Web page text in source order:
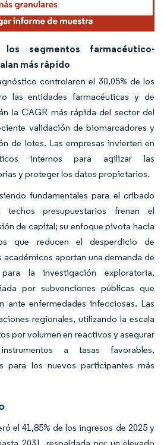
segmentos farmacéutico-
más rápido
controlaron el 30,05% de los
las entidades farmacéuticas y de
la CAGR más rápida del sector del
validación de biomarcadores y
de lotes. Las empresas invierten en
internos para agilizar las
y proteger los datos propietarios.
fundamentales para el cribado
presupuestarios frenan el
de capital; su enfoque pivota hacia
que reducen el desperdicio de
aportan una demanda de
la investigación exploratoria,
por subvenciones públicas que
ante enfermedades infecciosas. Las
regionales, utilizando la escala
por volumen en reactivos y asegurar
a tasas favorables,
para los nuevos participantes más
el 41,85% de los ingresos de 2025 y
2031, respaldada por un elevado